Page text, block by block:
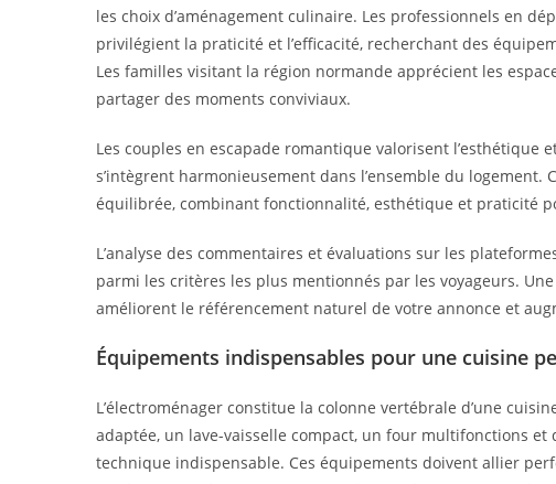
les choix d’aménagement culinaire. Les professionnels en
privilégient la praticité et l’efficacité, recherchant des
Les familles visitant la région normande apprécient les
partager des moments conviviaux.
Les couples en escapade romantique valorisent l’esthétique
s’intègrent harmonieusement dans l’ensemble du
équilibrée, combinant fonctionnalité, esthétique et praticité
L’analyse des commentaires et évaluations sur les
parmi les critères les plus mentionnés par les voyageurs.
améliorent le référencement naturel de votre annonce et
Équipements indispensables pour une cuisine
L’électroménager constitue la colonne vertébrale d’une
adaptée, un lave-vaisselle compact, un four multifonctions
technique indispensable. Ces équipements doivent allier